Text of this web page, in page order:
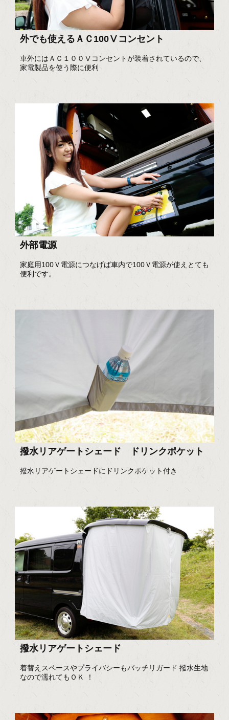
外でも使えるＡＣ100Ⅴコンセント
車外にはＡＣ１００Ⅴコンセントが装着されているので、
家電製品を使う際に便利
外部電源
家庭用100Ｖ電源につなげば車内で100Ｖ電源が使えとても
便利です。
撥水リアゲートシェード ドリンクポケット
撥水リアゲートシェードにドリンクポケット付き
撥水リアゲートシェード
着替えスペースやプライバシーもバッチリガード 撥水生地
なので濡れてもＯＫ ！